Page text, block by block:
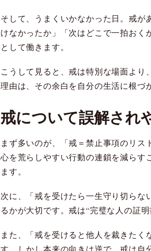
そして、うまくいかなかった日。戒が
けなかったか」「次はどこで一拍お
として働きます。
こうして見ると、戒は特別な場面よ
理由は、その余白を自分の生活に根づ
戒について誤解され
まず多いのが、「戒＝禁止事項のリス
心を荒らしやすい行動の連鎖を減らす
ます。
次に、「戒を受けたら一生守り切ら
るかが大切です。戒は“完璧な人の証
また、「戒を受けると他人を裁きたく
す。しかし本来の向きは逆で、戒は自